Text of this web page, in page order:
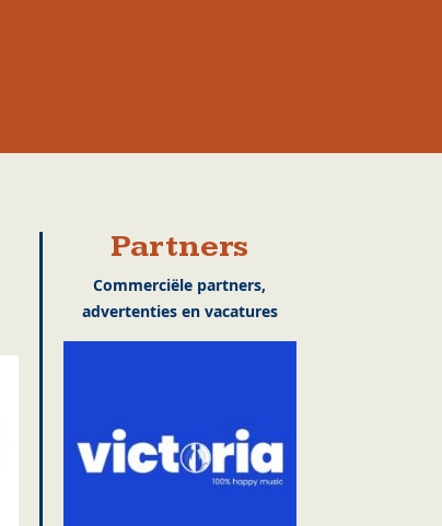
Partners
Commerciële partners,
advertenties en vacatures